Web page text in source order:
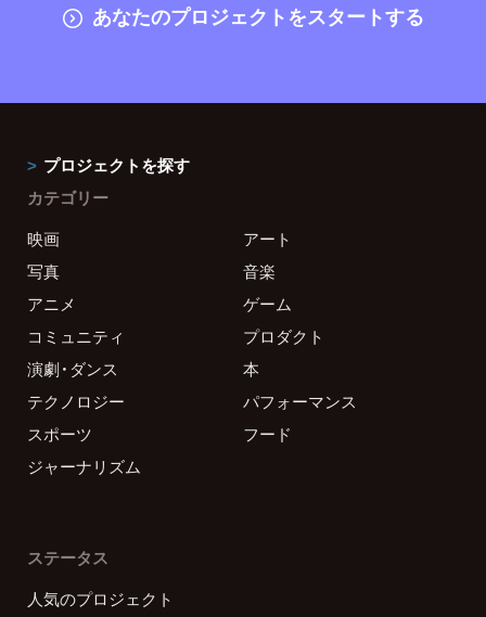
あなたのプロジェクトをスタートする
プロジェクトを探す
カテゴリー
映画
アート
写真
音楽
アニメ
ゲーム
コミュニティ
プロダクト
演劇・ダンス
本
テクノロジー
パフォーマンス
スポーツ
フード
ジャーナリズム
ステータス
人気のプロジェクト